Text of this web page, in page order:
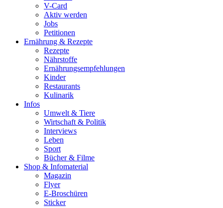
V-Card
Aktiv werden
Jobs
Petitionen
Ernährung & Rezepte
Rezepte
Nährstoffe
Ernährungsempfehlungen
Kinder
Restaurants
Kulinarik
Infos
Umwelt & Tiere
Wirtschaft & Politik
Interviews
Leben
Sport
Bücher & Filme
Shop & Infomaterial
Magazin
Flyer
E-Broschüren
Sticker